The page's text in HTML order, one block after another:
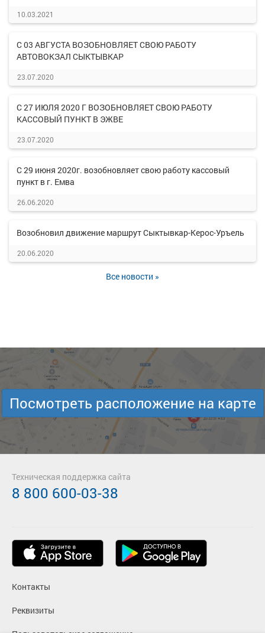
10.03.2021
С 03 АВГУСТА ВОЗОБНОВЛЯЕТ СВОЮ РАБОТУ
АВТОВОКЗАЛ СЫКТЫВКАР
23.07.2020
С 27 ИЮЛЯ 2020 Г ВОЗОБНОВЛЯЕТ СВОЮ РАБОТУ
КАССОВЫЙ ПУНКТ В ЭЖВЕ
23.07.2020
С 29 июня 2020г. возобновляет свою работу кассовый
пункт в г. Емва
26.06.2020
Возобновил движение маршрут Сыктывкар-Керос-Уръель
20.06.2020
Все новости »
Посмотреть расположение на карте
Контакты
Реквизиты
Техническая поддержка сайта
8 800 600-03-38